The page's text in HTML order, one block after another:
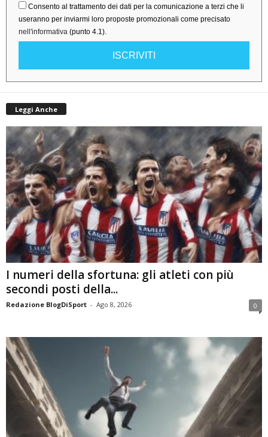
Consento al trattamento dei dati per la comunicazione a terzi che li
useranno per inviarmi loro proposte promozionali come precisato
nell'informativa (punto 4.1).
ISCRIVITI
Leggi Anche
I numeri della sfortuna: gli atleti con più
secondi posti della...
Redazione BlogDiSport - Ago 8, 2026 0